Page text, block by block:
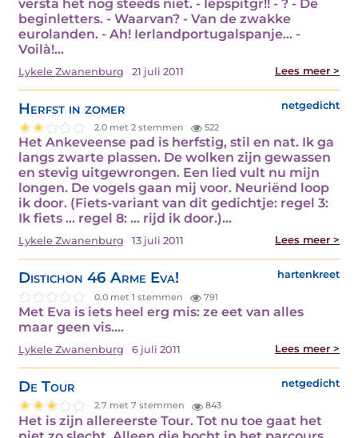
versta het nog steeds niet. - Iepspitgr!! - ? - De
beginletters. - Waarvan? - Van de zwakke
eurolanden. - Ah! Ierlandportugalspanje… -
Voilà!…
Lykele Zwanenburg 21 juli 2011 Lees meer >
Herfst in zomer netgedicht
2.0 met 2 stemmen 522
Het Ankeveense pad is herfstig, stil en nat. Ik ga
langs zwarte plassen. De wolken zijn gewassen
en stevig uitgewrongen. Een lied vult nu mijn
longen. De vogels gaan mij voor. Neuriënd loop
ik door. (Fiets-variant van dit gedichtje: regel 3:
Ik fiets ... regel 8: ... rijd ik door.)…
Lykele Zwanenburg 13 juli 2011 Lees meer >
Distichon 46 Arme Eva! hartenkreet
0.0 met 1 stemmen 791
Met Eva is iets heel erg mis: ze eet van alles
maar geen vis.…
Lykele Zwanenburg 6 juli 2011 Lees meer >
De Tour netgedicht
2.7 met 7 stemmen 843
Het is zijn allereerste Tour. Tot nu toe gaat het